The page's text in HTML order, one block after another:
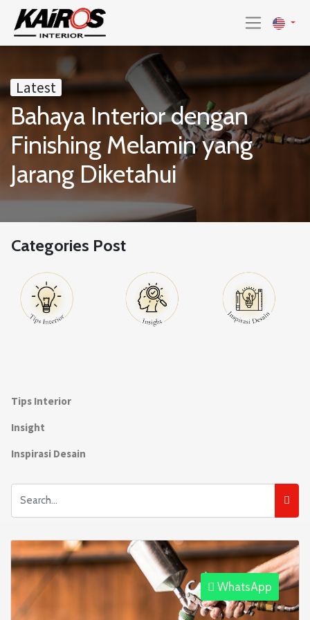
Latest
Bahaya Interior dengan
Finishing Melamin yang
Jarang Diketahui
Categories Post
Tips Interior
Insight
Inspirasi Desain
WhatsApp